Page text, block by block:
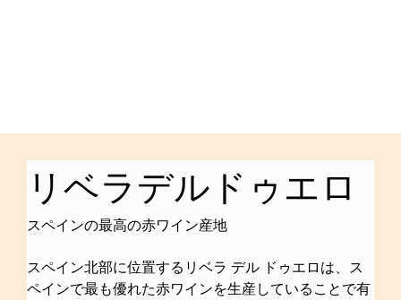
リベラデルドゥエロ
スペインの最高の赤ワイン産地
スペイン北部に位置するリベラ デル ドゥエロは、ス
ペインで最も優れた赤ワインを生産していることで有